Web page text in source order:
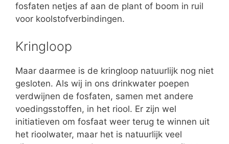
fosfaten netjes af aan de plant of boom in ruil
voor koolstofverbindingen.
Kringloop
Maar daarmee is de kringloop natuurlijk nog niet
gesloten. Als wij in ons drinkwater poepen
verdwijnen de fosfaten, samen met andere
voedingsstoffen, in het riool. Er zijn wel
initiatieven om fosfaat weer terug te winnen uit
het rioolwater, maar het is natuurlijk veel